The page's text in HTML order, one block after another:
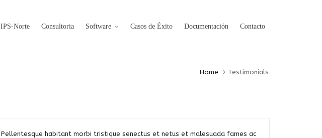
IPS-Norte Consultoria Software Casos de Éxito Documentación Contacto
Home Testimonials
Pellentesque habitant morbi tristique senectus et netus et malesuada fames ac